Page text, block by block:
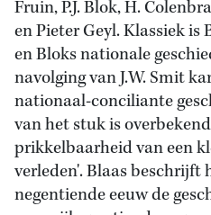
Fruin, P.J. Blok, H.
en Pieter Geyl. Klassiek is
en Bloks nationale
navolging van J.W. Smit
nationaal-conciliante
van het stuk is
prikkelbaarheid van een
verleden'. Blaas beschrijft
negentiende eeuw de